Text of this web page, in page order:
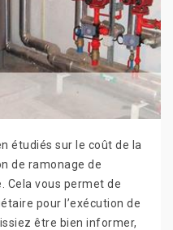
étudiés sur le coût de la
de ramonage de
Cela vous permet de
pour l’exécution de
être bien informer,